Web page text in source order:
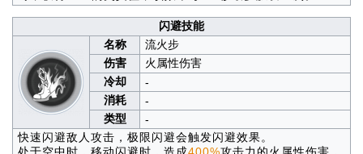
闪避技能
名称
流火步
伤害
火属性伤害
冷却
-
消耗
-
类型
-
快速闪避敌人攻击，极限闪避会触发闪避效果。
处于空中时，移动闪避时，造成400%攻击力的火属性伤害，